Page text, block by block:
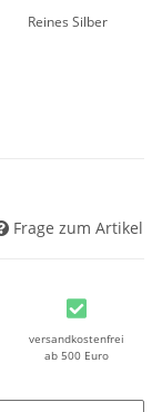
Reines Silber
Frage zum Artikel
versandkostenfrei
ab 500 Euro